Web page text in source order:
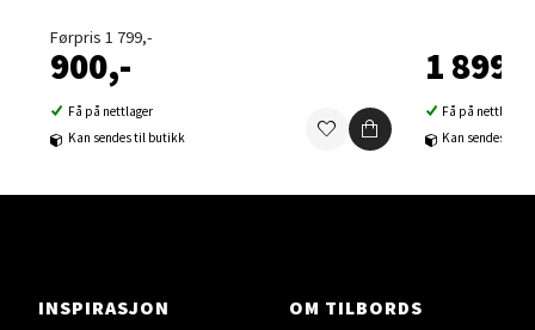
Førpris 1 799,-
900,-
Få på nettlager
Kan sendes til butikk
1 899,-
Få på nettlager
Kan sendes til
INSPIRASJON
OM TILBORDS
Velg